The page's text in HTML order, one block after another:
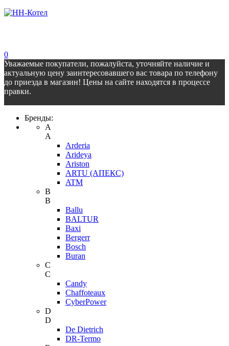
0
Уважаемые покупатели, пожалуйста, уточняйте наличие и
актуальную цену заинтересовавшего вас товара по телефону
до приезда в магазин! Цены на сайте находятся в процессе
правки.
Бренды:
A
A
Arderia
Arideya
Ariston
ARTU (АПЕКС)
ATM
B
B
Ballu
BALTUR
Baxi
Bergerr
Bosch
Buran
C
C
Candy
Chaffoteaux
CyberPower
D
D
De Dietrich
DR-Termo